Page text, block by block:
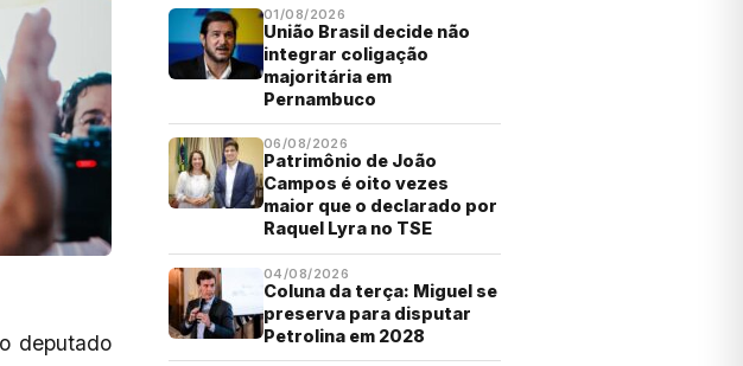
deputado
01/08/2026
União Brasil decide não
integrar coligação
majoritária em
Pernambuco
06/08/2026
Patrimônio de João
Campos é oito vezes
maior que o declarado por
Raquel Lyra no TSE
04/08/2026
Coluna da terça: Miguel se
preserva para disputar
Petrolina em 2028